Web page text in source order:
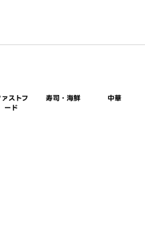
ストフ
ード
寿司・海鮮 中華